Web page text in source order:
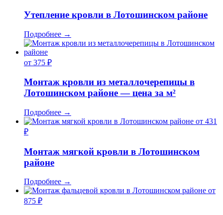
Утепление кровли в Лотошинском районе
Подробнее →
от 375 ₽
Монтаж кровли из металлочерепицы в
Лотошинском районе — цена за м²
Подробнее →
от 431
₽
Монтаж мягкой кровли в Лотошинском
районе
Подробнее →
от
875 ₽